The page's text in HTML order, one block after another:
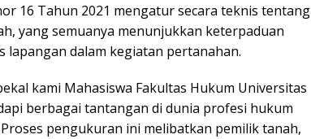
16 Tahun 2021 mengatur secara teknis tentang
yang semuanya menunjukkan keterpaduan
dalam kegiatan pertanahan.
kami Mahasiswa Fakultas Hukum Universitas
berbagai tantangan di dunia profesi hukum
pengukuran ini melibatkan pemilik tanah,